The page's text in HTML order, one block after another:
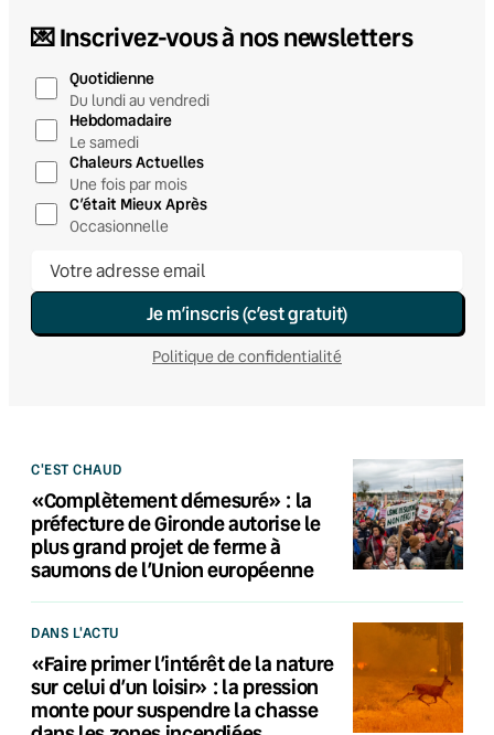
💌 Inscrivez-vous à nos newsletters
Quotidienne
Du lundi au vendredi
Hebdomadaire
Le samedi
Chaleurs Actuelles
Une fois par mois
C’était Mieux Après
Occasionnelle
Je m’inscris (c’est gratuit)
Politique de confidentialité
C'EST CHAUD
«Complètement démesuré» : la
préfecture de Gironde autorise le
plus grand projet de ferme à
saumons de l’Union européenne
DANS L'ACTU
«Faire primer l’intérêt de la nature
sur celui d’un loisir» : la pression
monte pour suspendre la chasse